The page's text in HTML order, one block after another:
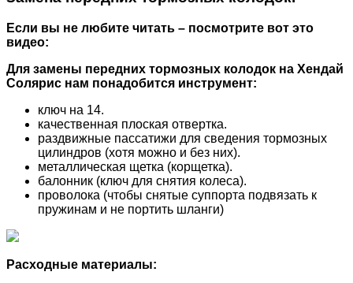
Если вы не любите читать – посмотрите вот это
видео:
Для замены передних тормозных колодок на Хендай
Солярис нам понадобится инструмент:
ключ на 14.
качественная плоская отвертка.
раздвижные пассатижи для сведения тормозных
цилиндров (хотя можно и без них).
металлическая щетка (корщетка).
балонник (ключ для снятия колеса).
проволока (чтобы снятые суппорта подвязать к
пружинам и не портить шланги)
Расходные материалы: